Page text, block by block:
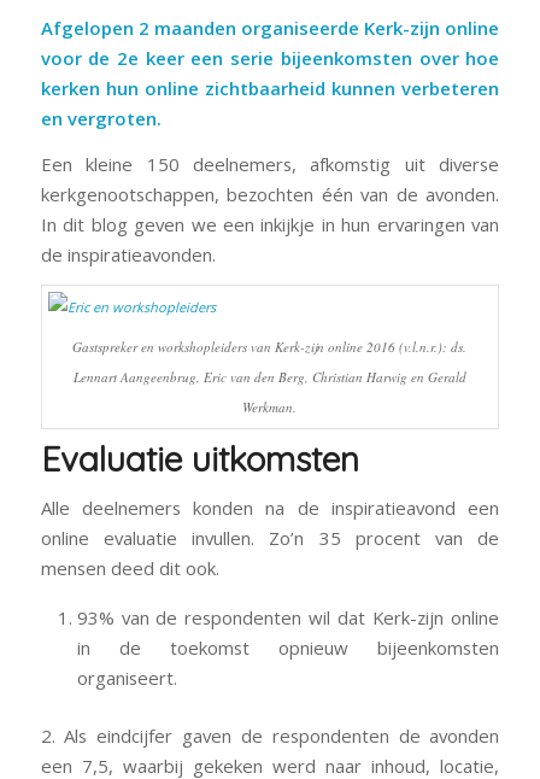
Afgelopen 2 maanden organiseerde Kerk-zijn online
voor de 2e keer een serie bijeenkomsten over hoe
kerken hun online zichtbaarheid kunnen verbeteren
en vergroten.
Een kleine 150 deelnemers, afkomstig uit diverse
kerkgenootschappen, bezochten één van de avonden.
In dit blog geven we een inkijkje in hun ervaringen van
de inspiratieavonden.
Gastspreker en workshopleiders van Kerk-zijn online 2016 (v.l.n.r.): ds.
Lennart Aangeenbrug, Eric van den Berg, Christian Harwig en Gerald
Werkman.
Evaluatie uitkomsten
Alle deelnemers konden na de inspiratieavond een
online evaluatie invullen. Zo’n 35 procent van de
mensen deed dit ook.
93% van de respondenten wil dat Kerk-zijn online
in de toekomst opnieuw bijeenkomsten
organiseert.
2. Als eindcijfer gaven de respondenten de avonden
een 7,5, waarbij gekeken werd naar inhoud, locatie,